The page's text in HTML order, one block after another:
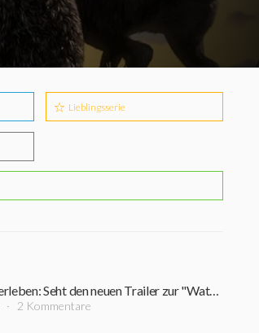
Lieblingsserie
Kampf ums Überleben: Seht den neuen Trailer zur "Watership Down"-Serie von Netflix
2 Kommentare